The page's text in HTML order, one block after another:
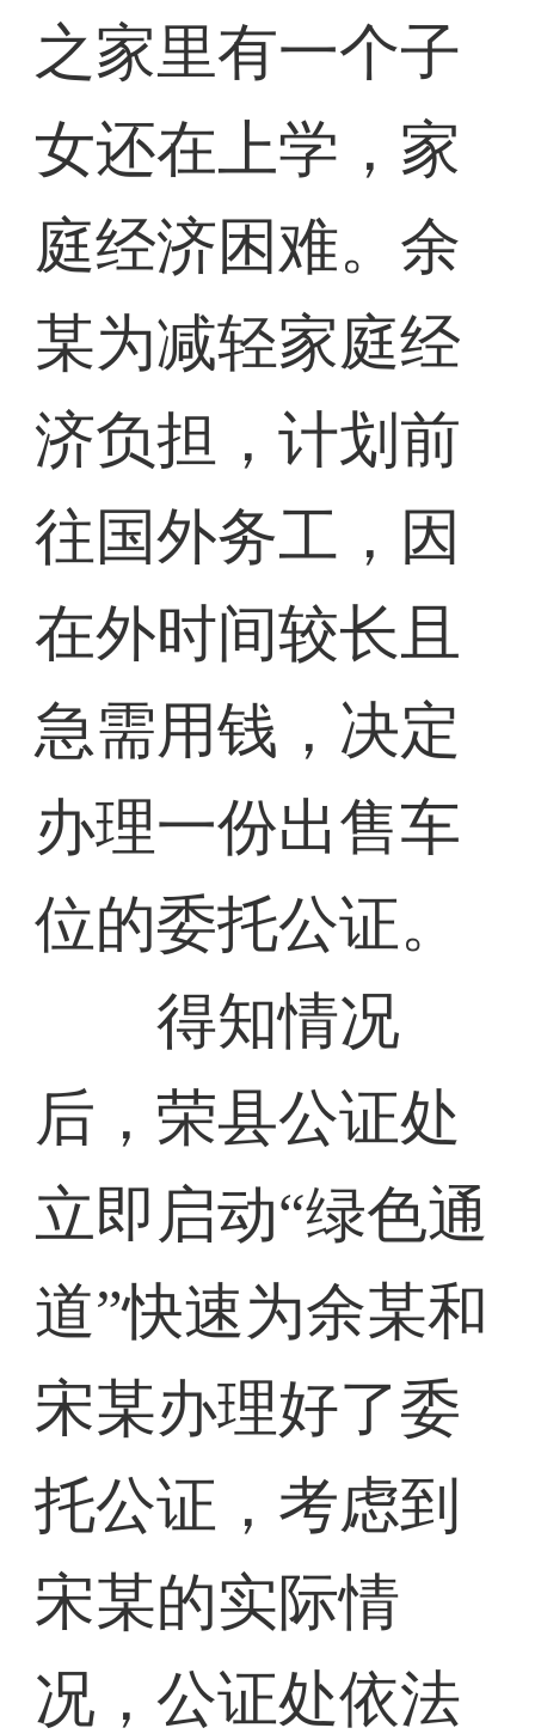
之家里有一个子
女还在上学，家
庭经济困难。余
某为减轻家庭经
济负担，计划前
往国外务工，因
在外时间较长且
急需用钱，决定
办理一份出售车
位的委托公证。
得知情况
后，荣县公证处
立即启动“绿色通
道”快速为余某和
宋某办理好了委
托公证，考虑到
宋某的实际情
况，公证处依法